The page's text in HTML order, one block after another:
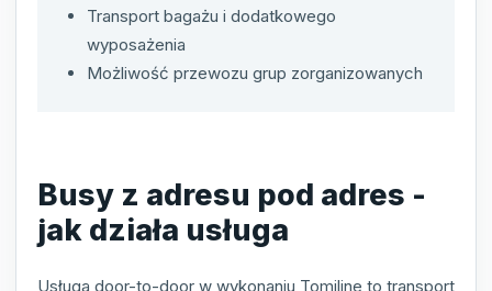
Transport bagażu i dodatkowego
wyposażenia
Możliwość przewozu grup zorganizowanych
Busy z adresu pod adres -
jak działa usługa
Usługa door-to-door w wykonaniu Tomiline to transport